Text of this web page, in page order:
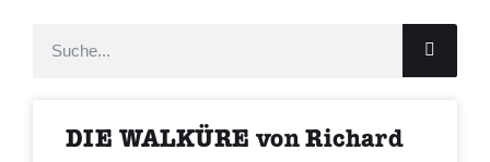
DIE WALKÜRE von Richard